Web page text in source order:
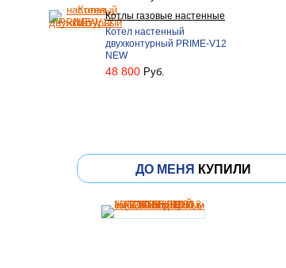
Котлы газовые настенные
Котел настенный
двухконтурный PRIME-V12
NEW
48 800 Руб.
ДО МЕНЯ КУПИЛИ